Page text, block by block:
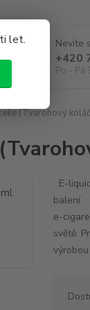
let. Nevíte
+420
Po - Pá
(Tvarohový
E-
balení.
e-
světě.